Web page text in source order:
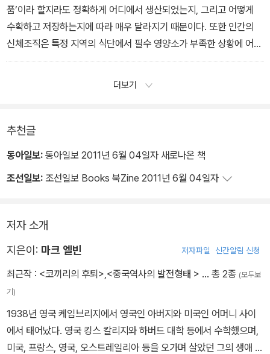
품’이라 할지라도 정확하게 어디에서 생산되었는지, 그리고 어떻게
수확하고 저장하는지에 따라 매우 달라지기 때문이다. 또한 인간의
신체조직은 특정 지역의 식단에서 필수 영양소가 부족한 상황에 어느
정도 적응할 수도 있다. 그래도 전반적으로 준화 지역의 식단의 질은
더보기
추천글
동아일보: 동아일보 2011년 6월 04일자 새로나온 책
조선일보: 조선일보 Books 북Zine 2011년 6월 04일자
저자 소개
지은이: 마크 엘빈 저자파일 신간알림 신청
최근작 : <코끼리의 후퇴> <중국역사의 발전형태 > … 총 2종 (모두보
기)
1938년 영국 케임브리지에서 영국인 아버지와 미국인 어머니 사이
에서 태어났다. 영국 킹스 칼리지와 하버드 대학 등에서 수학했으며,
미국, 프랑스, 영국, 오스트레일리아 등을 오가며 살았던 그의 생애 덕